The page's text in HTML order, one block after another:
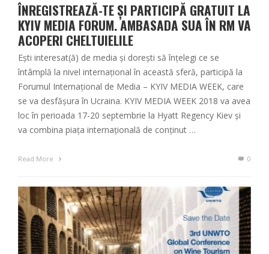
ÎNREGISTREAZĂ-TE ȘI PARTICIPĂ GRATUIT LA
KYIV MEDIA FORUM. AMBASADA SUA ÎN RM VA
ACOPERI CHELTUIELILE
Ești interesat(ă) de media și dorești să înțelegi ce se
întâmplă la nivel internațional în această sferă, participă la
Forumul Internațional de Media – KYIV MEDIA WEEK, care
se va desfășura în Ucraina. KYIV MEDIA WEEK 2018 va avea
loc în perioada 17-20 septembrie la Hyatt Regency Kiev și
va combina piața internațională de conținut …
Read More 0